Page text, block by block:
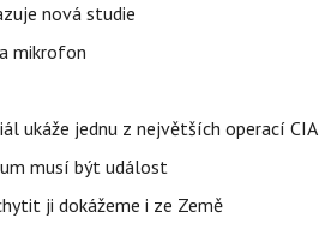
nová studie
mikrofon
ukáže jednu z největších operací CIA
musí být událost
ji dokážeme i ze Země